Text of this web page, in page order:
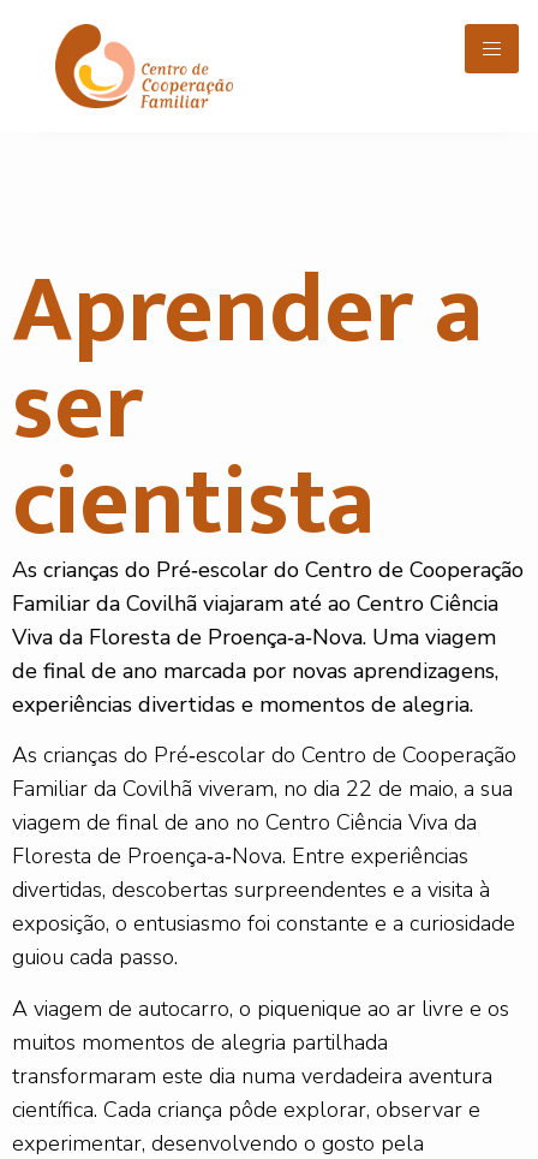
Aprender a
ser
cientista
As crianças do Pré‑escolar do Centro de Cooperação
Familiar da Covilhã viajaram até ao Centro Ciência
Viva da Floresta de Proença‑a‑Nova. Uma viagem
de final de ano marcada por novas aprendizagens,
experiências divertidas e momentos de alegria.
As crianças do Pré‑escolar do Centro de Cooperação
Familiar da Covilhã viveram, no dia 22 de maio, a sua
viagem de final de ano no Centro Ciência Viva da
Floresta de Proença‑a‑Nova. Entre experiências
divertidas, descobertas surpreendentes e a visita à
exposição, o entusiasmo foi constante e a curiosidade
guiou cada passo.
A viagem de autocarro, o piquenique ao ar livre e os
muitos momentos de alegria partilhada
transformaram este dia numa verdadeira aventura
científica. Cada criança pôde explorar, observar e
experimentar, desenvolvendo o gosto pela